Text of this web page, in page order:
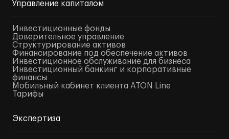
Управление капиталом
Инвестиционные фонды
Доверительное управление
Структурирование активов
Финансирование под обеспечение активов
Инвестиционное обслуживание для бизнеса
Инвестиционный банкинг и корпоративные
финансы
Мобильный кабинет клиента ATON Line
Тарифы
Экспертиза